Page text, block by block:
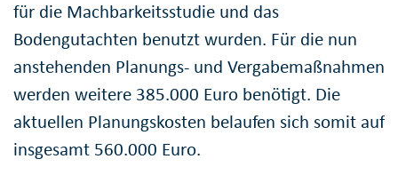
für die Machbarkeitsstudie und das
Bodengutachten benutzt wurden. Für die nun
anstehenden Planungs- und Vergabemaßnahmen
werden weitere 385.000 Euro benötigt. Die
aktuellen Planungskosten belaufen sich somit auf
insgesamt 560.000 Euro.